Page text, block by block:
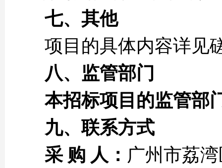
七、 其他
项目的具体内容详见
八、 监管部门
本招标项目的监管部
九、联系方式
采 购 人： 广州市荔